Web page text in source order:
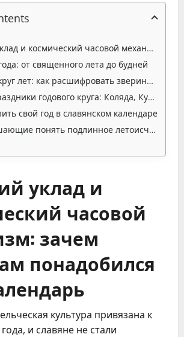
часовой механизм: зачем славянам понадобился свой календарь
от священного лета до будней
как расшифровать звериный гороскоп предков
годового круга: Коляда, Купала, Масленица и другие
свой год в славянском календаре
понять подлинное летоисчисление
уклад и
часовой
зачем
понадобился
культура привязана к
и славяне не стали